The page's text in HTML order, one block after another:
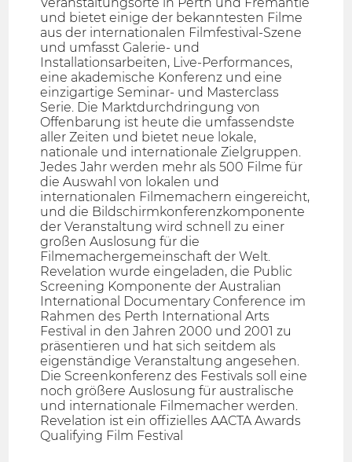
und bietet einige der bekanntesten Filme
aus der internationalen Filmfestival-Szene
und umfasst Galerie- und
Installationsarbeiten, Live-Performances,
eine akademische Konferenz und eine
einzigartige Seminar- und Masterclass
Serie. Die Marktdurchdringung von
Offenbarung ist heute die umfassendste
aller Zeiten und bietet neue lokale,
nationale und internationale Zielgruppen.
Jedes Jahr werden mehr als 500 Filme für
die Auswahl von lokalen und
internationalen Filmemachern eingereicht,
und die Bildschirmkonferenzkomponente
der Veranstaltung wird schnell zu einer
großen Auslosung für die
Filmemachergemeinschaft der Welt.
Revelation wurde eingeladen, die Public
Screening Komponente der Australian
International Documentary Conference im
Rahmen des Perth International Arts
Festival in den Jahren 2000 und 2001 zu
präsentieren und hat sich seitdem als
eigenständige Veranstaltung angesehen.
Die Screenkonferenz des Festivals soll eine
noch größere Auslosung für australische
und internationale Filmemacher werden.
Revelation ist ein offizielles AACTA Awards
Qualifying Film Festival